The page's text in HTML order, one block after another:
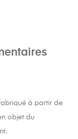
à partir de
objet du